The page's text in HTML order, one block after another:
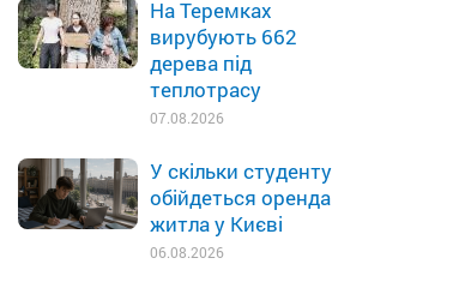
На Теремках
вирубують 662
дерева під
теплотрасу
07.08.2026
У скільки студенту
обійдеться оренда
житла у Києві
06.08.2026